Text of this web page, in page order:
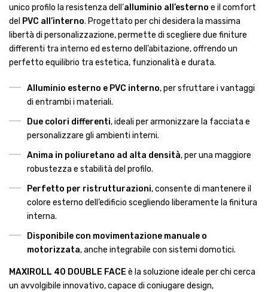
unico profilo la resistenza dell’alluminio all’esterno e il comfort
del PVC all’interno. Progettato per chi desidera la massima
libertà di personalizzazione, permette di scegliere due finiture
differenti tra interno ed esterno dell’abitazione, offrendo un
perfetto equilibrio tra estetica, funzionalità e durata.
Alluminio esterno e PVC interno, per sfruttare i vantaggi
di entrambi i materiali.
Due colori differenti, ideali per armonizzare la facciata e
personalizzare gli ambienti interni.
Anima in poliuretano ad alta densità, per una maggiore
robustezza e stabilità del profilo.
Perfetto per ristrutturazioni, consente di mantenere il
colore esterno dell’edificio scegliendo liberamente la finitura
interna.
Disponibile con movimentazione manuale o
motorizzata, anche integrabile con sistemi domotici.
MAXIROLL 40 DOUBLE FACE è la soluzione ideale per chi cerca
un avvolgibile innovativo, capace di coniugare design,